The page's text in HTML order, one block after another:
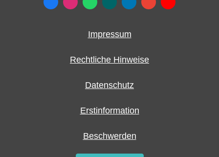
Impressum
Rechtliche Hinweise
Datenschutz
Erstinformation
Beschwerden